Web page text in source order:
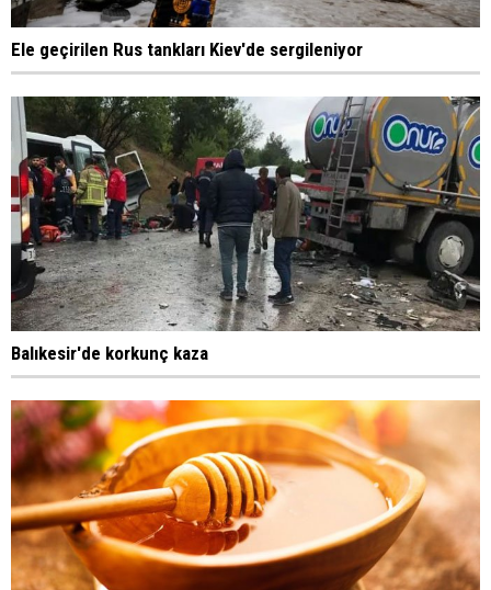
Ele geçirilen Rus tankları Kiev'de sergileniyor
Balıkesir'de korkunç kaza